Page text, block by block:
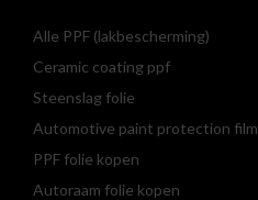
Alle PPF (lakbescherming)
Ceramic coating ppf
Steenslag folie
Automotive paint protection film
PPF folie kopen
Autoraam folie kopen